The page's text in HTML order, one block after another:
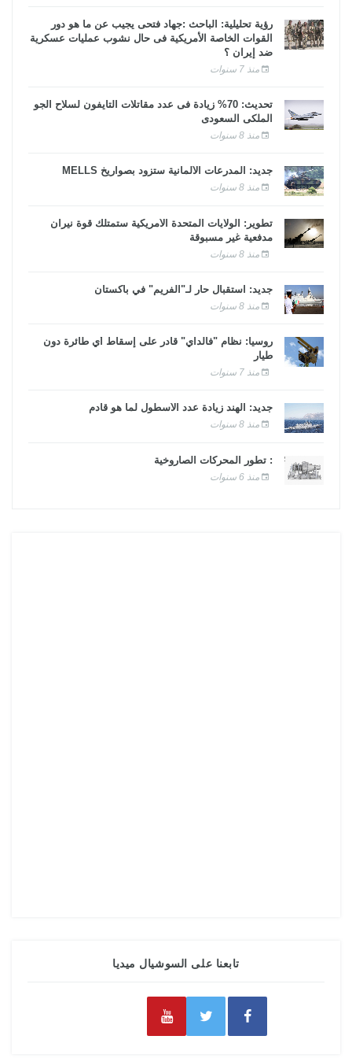
رؤية تحليلية: الباحث :جهاد فتحى يجيب عن ما هو دور
القوات الخاصة الأمريكية فى حال نشوب عمليات عسكرية
ضد إيران ؟
منذ 7 سنوات
تحديث: 70% زيادة فى عدد مقاتلات التايفون لسلاح الجو
الملكى السعودى
منذ 8 سنوات
جديد: المدرعات الألمانية ستزود بصواريخ MELLS
منذ 8 سنوات
تطوير: الولايات المتحدة الأمريكية ستمتلك قوة نيران
مدفعية غير مسبوقة
منذ 8 سنوات
جديد: استقبال حار لـ"الفريم" في باكستان
منذ 8 سنوات
روسيا: نظام "فالداي" قادر على إسقاط أي طائرة دون
طيار
منذ 7 سنوات
جديد: الهند زيادة عدد الأسطول لما هو قادم
منذ 8 سنوات
: تطور المحركات الصاروخية
منذ 6 سنوات
تابعنا على السوشيال ميديا